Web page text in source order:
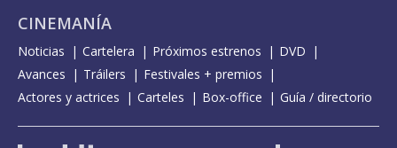
CINEMANÍA
Noticias Cartelera Próximos estrenos
DVD
Avances
Tráilers
Festivales + premios
Actores y actrices
Carteles Box-office Guía / directorio